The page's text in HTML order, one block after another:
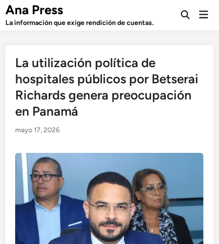
Saltar
contenido
Ana Press
La información que exige rendición de cuentas.
Abrir
La utilización política de
hospitales públicos por Betserai
Richards genera preocupación
en Panamá
mayo 17, 2026